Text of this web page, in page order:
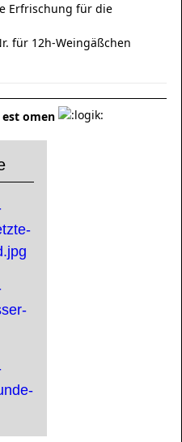
Erfrischung für die
für 12h-Weingäßchen
omen